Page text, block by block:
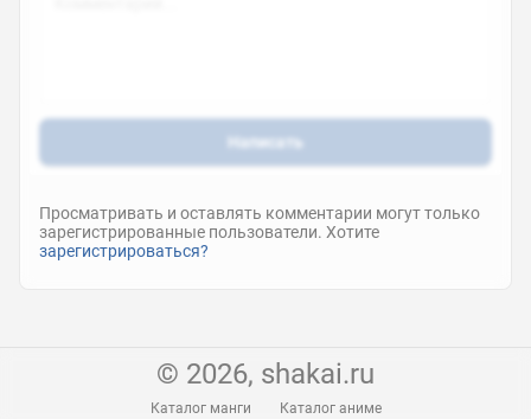
Написать
Просматривать и оставлять комментарии могут только
зарегистрированные пользователи. Хотите
зарегистрироваться?
© 2026, shakai.ru
Каталог манги Каталог аниме